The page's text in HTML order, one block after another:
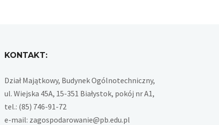
KONTAKT:
Dział Majątkowy, Budynek Ogólnotechniczny,
ul. Wiejska 45A, 15-351 Białystok, pokój nr A1,
tel.: (85) 746-91-72
e-mail: zagospodarowanie@pb.edu.pl